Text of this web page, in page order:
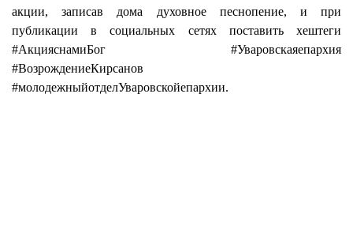
акции, записав дома духовное песнопение, и при
публикации в социальных сетях поставить хештеги
#АкцияснамиБог #Уваровскаяепархия
#ВозрождениеКирсанов
#молодежныйотделУваровскойепархии.